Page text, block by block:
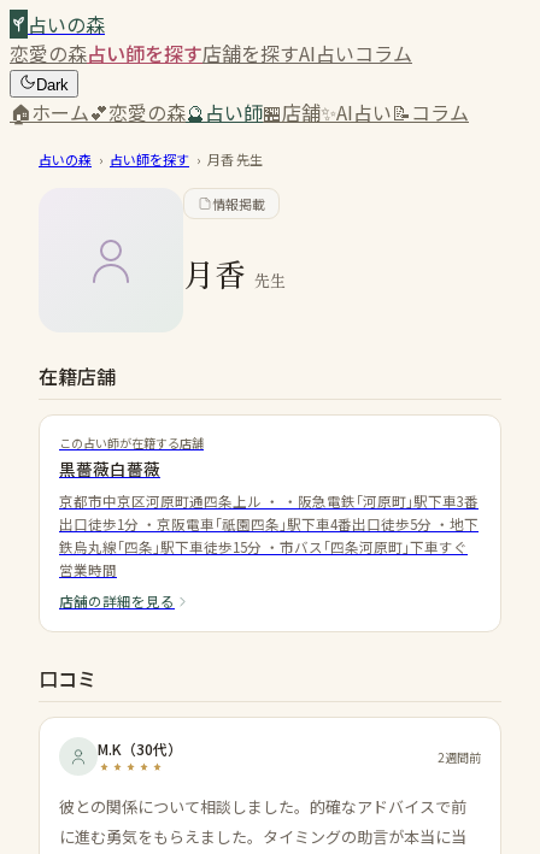
占いの森
恋愛の森占い師を探す店舗を探すAI占いコラム
Dark
🏠ホーム💕恋愛の森🔮占い師🏪店舗✨AI占い📝コラム
占いの森 › 占い師を探す › 月香先生
情報掲載
月香 先生
在籍店舗
この占い師が在籍する店舗
黒薔薇白薔薇
京都市中京区河原町通四条上ル ・
・阪急電鉄｢河原町｣駅下車3番
出口徒歩1分 ・京阪電車｢祇園四条｣駅下車4番出口徒歩5分 ・地下
鉄烏丸線｢四条｣駅下車徒歩15分 ・市バス｢四条河原町｣下車すぐ
営業時間
店舗の詳細を見る
口コミ
M.K （30代） 2週間前
彼との関係について相談しました。的確なアドバイスで前
に進む勇気をもらえました。タイミングの助言が本当に当